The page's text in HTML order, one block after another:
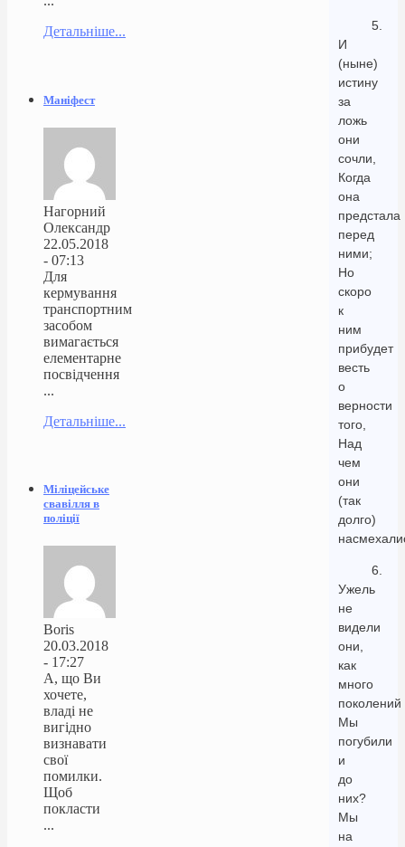
5.
И
(ныне)
истину
за
ложь
они
сочли,
Когда
она
предстала
перед
ними;
Но
скоро
к
ним
прибудет
весть
о
верности
того,
Над
чем
они
(так
долго)
6.
Ужель
не
видели
они,
как
много
поколений
Мы
погубили
и
до
них?
Мы
на
Детальніше...
Маніфест
Нагорний
Олександр
22.05.2018
- 07:13
Для
кермування
транспортним
засобом
вимагається
елементарне
посвідчення
...
Детальніше...
Міліцейське
свавілля в
поліції
Boris
20.03.2018
- 17:27
А, що Ви
хочете,
владі не
вигідно
визнавати
свої
помилки.
Щоб
покласти
...